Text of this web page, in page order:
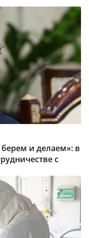
и делаем»: в
с